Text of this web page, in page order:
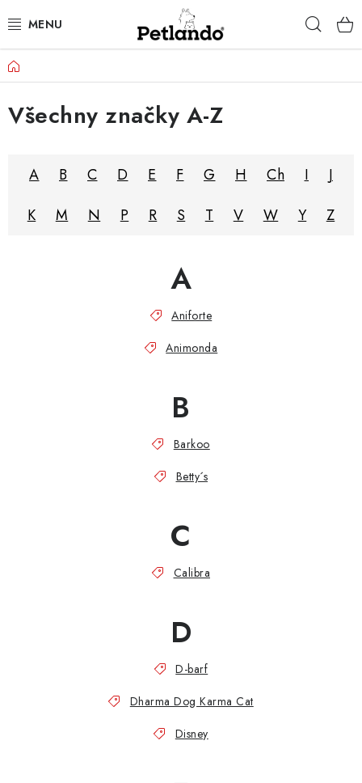
na
PRO PSY
PRO KOČKY
Hodnocení obchodu
Podmínky ochrany osobních údajů
Doprava a platba
Domů
Všechny značky A-Z
A B C D E F G H Ch I
J
K
M N P R S T V W Y Z
A
Aniforte
Animonda
B
Barkoo
Betty´s
C
Calibra
D
D-barf
Dharma Dog Karma Cat
Disney